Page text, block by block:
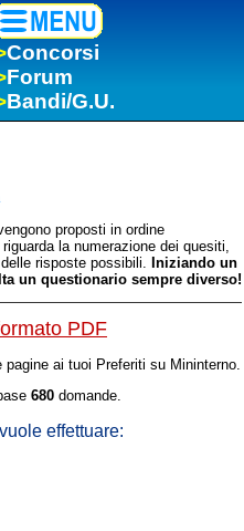
Concorsi
Forum
Bandi/G.U.
proposti in ordine
la numerazione dei quesiti,
risposte possibili. Iniziando un
un questionario sempre diverso!
PDF
ai tuoi Preferiti su Mininterno.
680 domande.
effettuare: